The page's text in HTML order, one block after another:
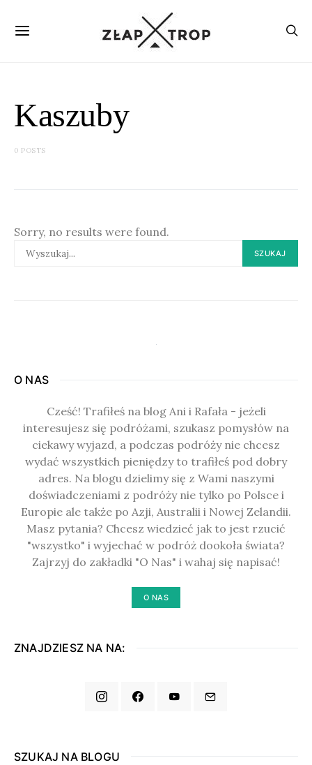
Kaszuby
0 POSTS
Sorry, no results were found.
FOR:
SZUKAJ
O NAS
Cześć! Trafiłeś na blog Ani i Rafała - jeżeli
interesujesz się podróżami, szukasz pomysłów na
ciekawy wyjazd, a podczas podróży nie chcesz
wydać wszystkich pieniędzy to trafiłeś pod dobry
adres. Na blogu dzielimy się z Wami naszymi
doświadczeniami z podróży nie tylko po Polsce i
Europie ale także po Azji, Australii i Nowej Zelandii.
Masz pytania? Chcesz wiedzieć jak to jest rzucić
"wszystko" i wyjechać w podróż dookoła świata?
Zajrzyj do zakładki "O Nas" i wahaj się napisać!
O NAS
ZNAJDZIESZ NA NA:
SZUKAJ NA BLOGU